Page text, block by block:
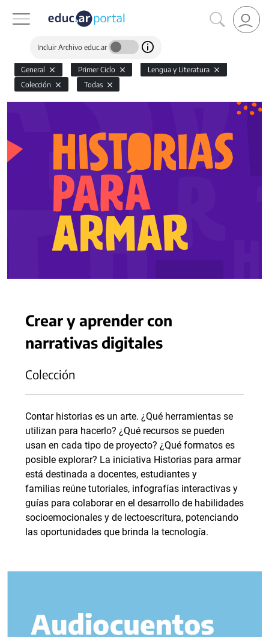
Incluir Archivo educ.ar
General Primer Ciclo
Lengua y Literatura
Colección
Todas
Crear y aprender con
narrativas digitales
Colección
Contar historias es un arte. ¿Qué herramientas se
utilizan para hacerlo? ¿Qué recursos se pueden
usan en cada tipo de proyecto? ¿Qué formatos es
posible explorar? La iniciativa Historias para armar
está destinada a docentes, estudiantes y
familias reúne tutoriales, infografías interactivas y
guías para colaborar en el desarrollo de habilidades
socioemocionales y de lectoescritura, potenciando
las oportunidades que brinda la tecnología.